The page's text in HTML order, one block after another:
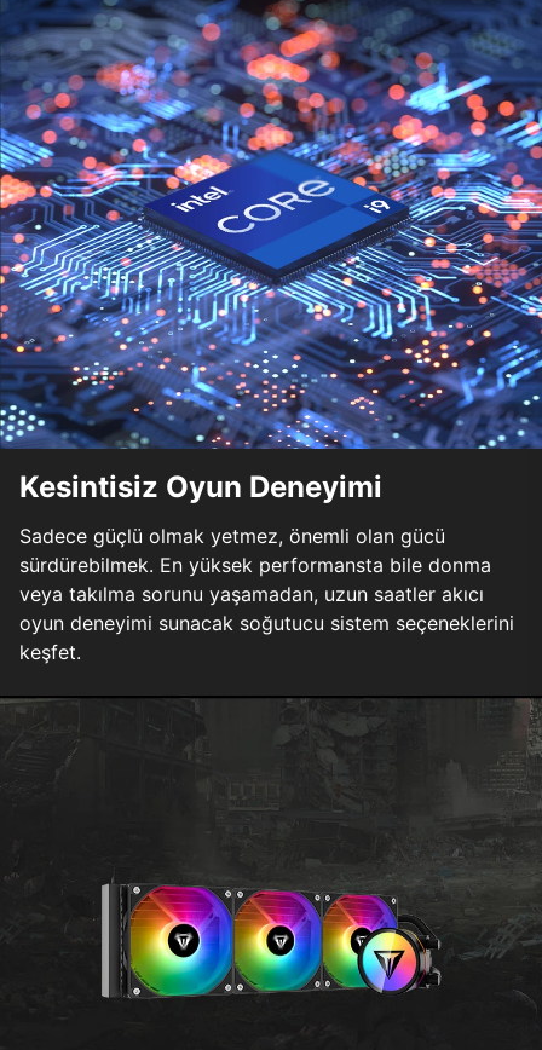
Kesintisiz Oyun Deneyimi
Sadece güçlü olmak yetmez, önemli olan gücü
sürdürebilmek. En yüksek performansta bile donma
veya takılma sorunu yaşamadan, uzun saatler akıcı
oyun deneyimi sunacak soğutucu sistem seçeneklerini
keşfet.